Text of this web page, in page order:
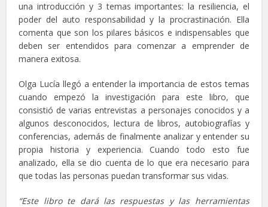
una introducción y 3 temas importantes: la resiliencia, el
poder del auto responsabilidad y la procrastinación. Ella
comenta que son los pilares básicos e indispensables que
deben ser entendidos para comenzar a emprender de
manera exitosa.
Olga Lucía llegó a entender la importancia de estos temas
cuando empezó la investigación para este libro, que
consistió de varias entrevistas a personajes conocidos y a
algunos desconocidos, lectura de libros, autobiografías y
conferencias, además de finalmente analizar y entender su
propia historia y experiencia. Cuando todo esto fue
analizado, ella se dio cuenta de lo que era necesario para
que todas las personas puedan transformar sus vidas.
“Este libro te dará las respuestas y las herramientas